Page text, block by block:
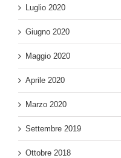
Luglio 2020
Giugno 2020
Maggio 2020
Aprile 2020
Marzo 2020
Settembre 2019
Ottobre 2018